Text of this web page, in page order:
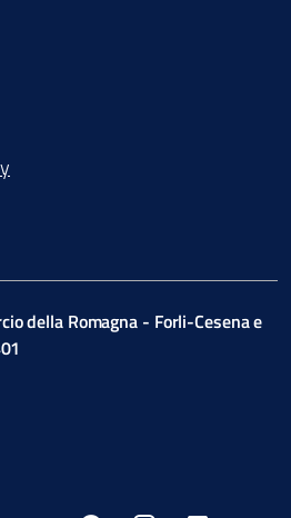
della Romagna - Forli-Cesena e